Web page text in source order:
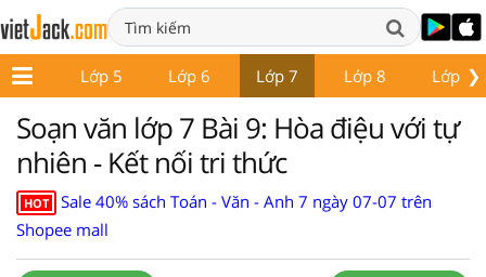
❯
4 Lớp 5 Lớp 6 Lớp 7 Lớp 8 Lớp 9
Soạn văn lớp 7 Bài 9: Hòa điệu với tự
nhiên - Kết nối tri thức
HOT
Sale 40% sách Toán - Văn - Anh 7 ngày 07-07 trên
Shopee mall